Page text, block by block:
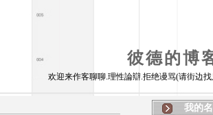
彼德的博
欢迎来作客聊聊.理性論辯.拒绝谩骂(请街边
我的